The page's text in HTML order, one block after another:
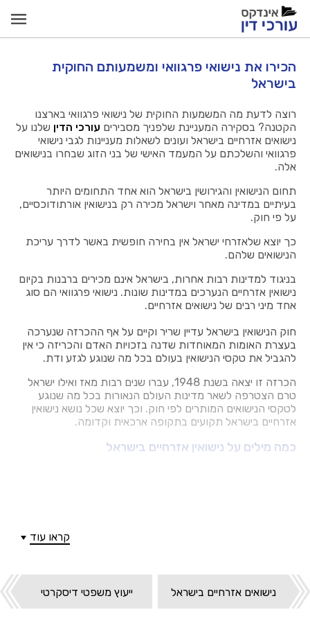
נישואים אזרחיים בישראל ייעוץ משפטי דיסקרטי
הכירו את נישואי פרגוואי ומשמעותם החוקית
בישראל
רוצה לדעת מה המשמעות החוקית של נישואי פרגוואי בארצנו
הקטנה? בסקירה המעניינת שלפניך מסבירים עורכי הדין שלנו על
נישואים אזרחיים בישראל ועונים לשאלות מעניינות לגבי נישואי
פרגוואי והשלכתם על המעמד האישי של בני הזוג שבחרו בנישואים
אלה.
תחום הנישואין והגירושין בישראל הוא אחד התחומים היותר
בעיתיים במדינה מאחר וישראל מכירה רק בנישואין אורתודוכסיים,
על פי חוק.
כך יוצא שלאזרחי ישראל אין בחירה חופשית באשר לדרך עריכת
הנישואים שלהם.
בניגוד למדינות רבות אחרות, בישראל אינם מכירים ברבנות בקיום
נישואין אזרחיים הנערכים במדינות שונות. נישואי פרגוואי הם סוג
אחד מיני רבים של נישואים אזרחיים.
חוק הנישואין בישראל עדיין שריר וקיים על אף ההכרזה שנערכה
בעצרת האומות המאוחדות שדנה בזכויות האדם והכריזה כי אין
להגביל את טקסי הנישואין בעולם בכל מה שנוגע לגזע ודת.
הכרזה זו יצאה בשנת 1948, עברו שנים רבות מאז ואילו ישראל
טרם הצטרפה לשאר מדינות העולם הנאורות בכל מה שנוגע
לטקסי הנישואים המותרים לפי חוק. וכך יוצא שכל נושא נישואין
אזרחיים בישראל תקועים בתקופה ארכאית וקדומה.
כמה מילים על נישואין אזרחיים בישראל
הרבנות בכל מה שנוגע לטקסי נישואין וההלכה. בדיוק מסיבה זו
מתקשים להינשא זוגות מעורבים, יהודי וגויה למשל, ויוצא כי
גם נוצרים.
אזרחים ישראלים המעוניינים לחגוג את טקס נישואין אזרחיים
קראו עוד